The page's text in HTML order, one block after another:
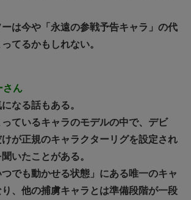
は今や「永遠の参戦予告キャラ」の代
てるかもしれない。
さん
なる話もある。
ているキャラのモデルの中で、デビ
が正規のキャラクターリグを設定され
いたことがある。
でも動かせる状態」にある唯一のキャ
、他の捕虜キャラとは準備段階が一段